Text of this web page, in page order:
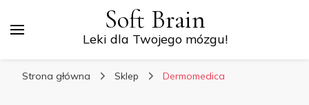
Soft Brain
Leki dla Twojego mózgu!
Strona główna Sklep Dermomedica